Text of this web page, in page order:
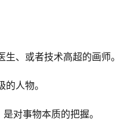
、或者技术高超的画师。
人物。
对事物本质的把握。